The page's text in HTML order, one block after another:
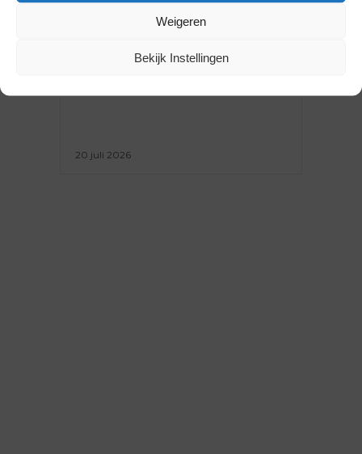
Weigeren
Bekijk Instellingen
ACHTERGROND,ONDERNEMEN
BEURSVERSLAG ZOMER ’26:
20 juli 2026